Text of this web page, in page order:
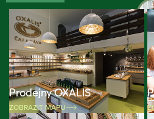
Prodejny OXALIS
ZOBRAZIT MAPU